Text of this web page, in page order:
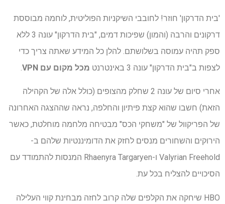
'בית הדרקון' חוזר! לחובבי השיקניות הפוליטית, לוחמה מבוססת
דרקונים והרבה (והמון) שפיכות דמים, "בית הדרקון" עונה 3 ללא
ספק תהיה עמוסה בשלושתם. להלן כל המידע שאתה צריך כדי
לצפות ב"בית הדרקון" עונה 3 באינטרנט
מכל מקום עם VPN .
אחרי סיום של עונה 2 שחלק מהצופים (כולל אלה של הקהילה
הזאת) חשבו שהוא קצת פיתיון והחלפה, נראה שההצגה האחרונה
של הפריקוול של "משחקי הכס" מבטיחה מלחמה מוחלטת, כאשר
הירוקים והשחורים מנסים לחזק את הדומיננטיות שלהם ב-
Valyrian Freehold ו-Rhaenyra Targaryen המנסות להתמודד עם
הסיכויים להצליח בכל עת.
HBO שיחקה את הקלפים שלה קרוב לחזה מבחינת קווי העלילה